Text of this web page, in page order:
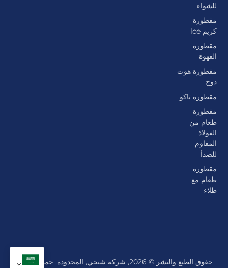
للشواء
مقطورة
كريم lce
مقطورة
القهوة
مقطورة هوت
دوج
مقطورة تاكو
مقطورة
طعام من
الفولاذ
المقاوم
للصدأ
مقطورة
طعام مع
طلاء
حقوق الطبع والنشر © 2026, شركة شيجي, المحدودة. جميع الحقوق